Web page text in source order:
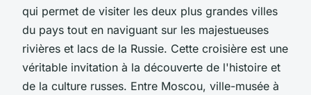
qui permet de visiter les deux plus grandes villes
du pays tout en naviguant sur les majestueuses
rivières et lacs de la Russie. Cette croisière est une
véritable invitation à la découverte de l'histoire et
de la culture russes. Entre Moscou, ville-musée à